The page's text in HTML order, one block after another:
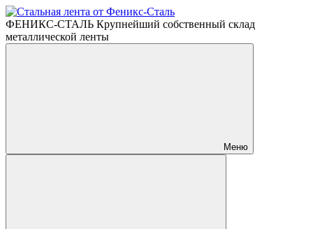
ФЕНИКС-СТАЛЬ Крупнейший собственный склад
металлической ленты
Меню